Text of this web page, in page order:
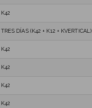
K42
TRES DÍAS (K42 + K12 + KVERTICAL)
K42
K42
K42
K42